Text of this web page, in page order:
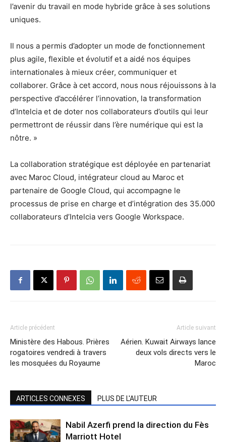
l’avenir du travail en mode hybride grâce à ses solutions
uniques.
Il nous a permis d’adopter un mode de fonctionnement
plus agile, flexible et évolutif et a aidé nos équipes
internationales à mieux créer, communiquer et
collaborer. Grâce à cet accord, nous nous réjouissons à la
perspective d’accélérer l’innovation, la transformation
d’Intelcia et de doter nos collaborateurs d’outils qui leur
permettront de réussir dans l’ère numérique qui est la
nôtre. »
La collaboration stratégique est déployée en partenariat
avec Maroc Cloud, intégrateur cloud au Maroc et
partenaire de Google Cloud, qui accompagne le
processus de prise en charge et d’intégration des 35.000
collaborateurs d’Intelcia vers Google Workspace.
Article précédent
Ministère des Habous. Prières
rogatoires vendredi à travers
les mosquées du Royaume
Article suivant
Aérien. Kuwait Airways lance
deux vols directs vers le
Maroc
ARTICLES CONNEXES PLUS DE L'AUTEUR
Nabil Azerfi prend la direction du Fès
Marriott Hotel